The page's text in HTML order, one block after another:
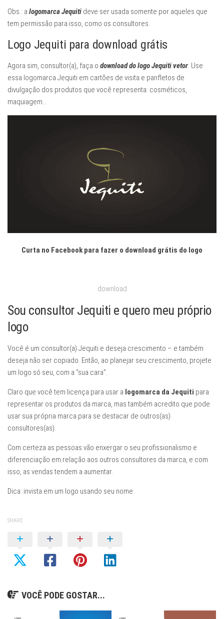
Obs.: a logomarca Jequiti deve ser usada somente por aqueles que
tem permissão para isso, como os consultores.
Logo Jequiti para download grátis
Agora sim, consultor(a), faça o download do logo Jequiti vetor. Use
essa logomarca Jequiti em cartões de visita e panfletos de
divulgação dos produtos que você representa: cosméticos,
maquiagem…
Curta no Facebook para fazer o download grátis do logo
download
Sou consultor Jequiti e quero meu próprio
logo
Você é um consultor(a) Jequiti e deseja crescimento – e também
deseja não ser copiado. Então, ao planejar seu crescimento, projete
um logo só seu, com a “sua cara”.
Claro que você tem licença para usar a logomarca da Jequiti para
representar os produtos da marca, mas também acredito que pode
usar sua própria marca para se destacar de outros(as)
consultores(as).
Com certeza as pessoas vão enxergar o seu profissionalismo e
diferenciação em relação aos outros consultores da marca, e com
isso, as vendas tendem a aumentar.
Dica: invista em um logo usando seu nome.
SHARE
VOCÊ PODE GOSTAR...